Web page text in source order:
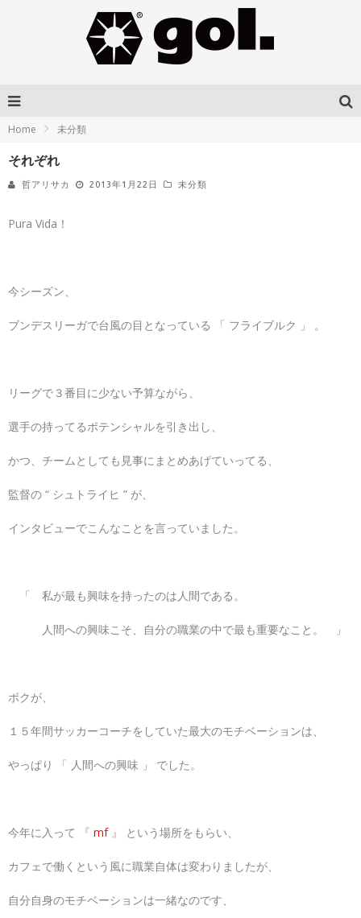
Home 未分類
それぞれ
哲アリサカ 2013年1月22日 未分類
Pura Vida！
今シーズン、
ブンデスリーガで台風の目となっている 「 フライブルク 」 。
リーグで３番目に少ない予算ながら、
選手の持ってるポテンシャルを引き出し、
かつ、チームとしても見事にまとめあげていってる、
監督の “ シュトライヒ ” が、
インタビューでこんなことを言っていました。
「 私が最も興味を持ったのは人間である。
人間への興味こそ、自分の職業の中で最も重要なこと。 」
ボクが、
１５年間サッカーコーチをしていた最大のモチベーションは、
やっぱり 「 人間への興味 」 でした。
今年に入って 『 mf』 という場所をもらい、
カフェで働くという風に職業自体は変わりましたが、
自分自身のモチベーションは一緒なのです、